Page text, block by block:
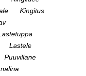
Kingitus
Lastele
Puuvillane